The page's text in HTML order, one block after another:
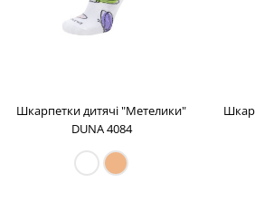
Шкарпетки дитячі "Метелики"
DUNA 4084